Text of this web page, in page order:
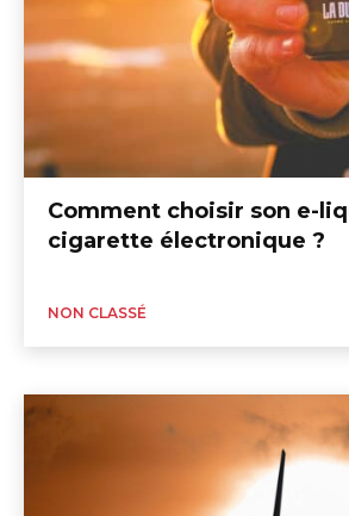
Comment choisir son e-
cigarette électronique ?
NON CLASSÉ